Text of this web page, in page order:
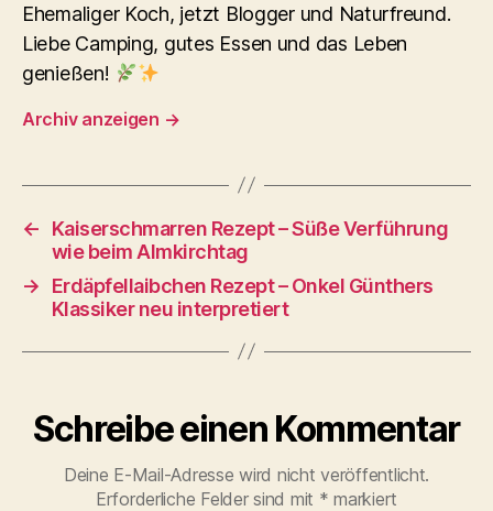
Ehemaliger Koch, jetzt Blogger und Naturfreund.
Liebe Camping, gutes Essen und das Leben
genießen!
Archiv anzeigen →
←
Kaiserschmarren Rezept – Süße Verführung
wie beim Almkirchtag
→
Erdäpfellaibchen Rezept – Onkel Günthers
Klassiker neu interpretiert
Schreibe einen Kommentar
Deine E-Mail-Adresse wird nicht veröffentlicht.
Erforderliche Felder sind mit * markiert